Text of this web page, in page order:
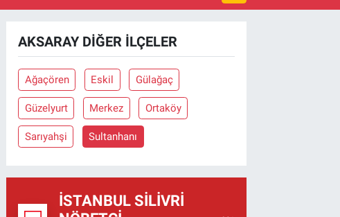
%0.02AKSARAY DIĞER İLÇELER
Ağaçören Eskil Gülağaç
Güzelyurt Merkez Ortaköy
Sarıyahşi Sultanhanı
İSTANBUL SILIVRI